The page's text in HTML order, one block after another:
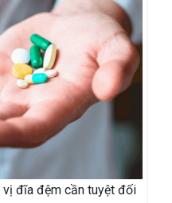
đĩa đệm cần tuyệt đối